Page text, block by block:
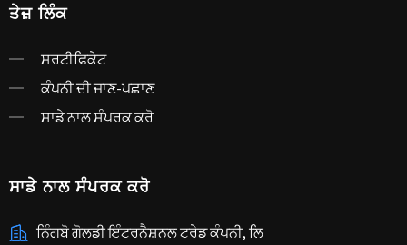
ਤੇਜ਼ ਲਿੰਕ
ਸਰਟੀਫਿਕੇਟ
ਕੰਪਨੀ ਦੀ ਜਾਣ-ਪਛਾਣ
ਸਾਡੇ ਨਾਲ ਸੰਪਰਕ ਕਰੋ
ਸਾਡੇ ਨਾਲ ਸੰਪਰਕ ਕਰੋ
ਨਿੰਗਬੋ ਗੋਲਡੀ ਇੰਟਰਨੈਸ਼ਨਲ ਟਰੇਡ ਕੰਪਨੀ, ਲਿ